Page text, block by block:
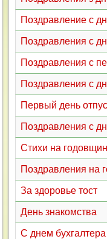
Поздравление с
Поздравления с
Поздравления с
Поздравления с
Первый день
Поздравления с
Стихи на
Поздравления на
За здоровье тост
День знакомства
С днем